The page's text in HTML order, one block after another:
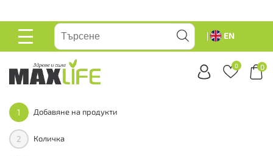
ОСНОВНО
EN
0 0
1 Добавяне на продукти
2 Количка